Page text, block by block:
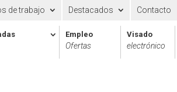
de trabajo Destacados Contacto
Empleo
Ofertas
Visado
electrónico